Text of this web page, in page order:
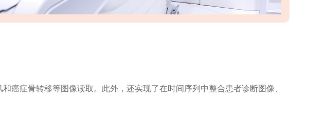
症骨转移等图像读取。此外，还实现了在时间序列中整合患者诊断图像、